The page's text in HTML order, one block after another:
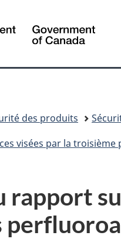
des produits
visées par la
rapport